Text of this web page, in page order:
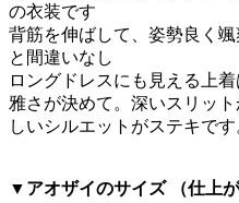
の衣装です
背筋を伸ばして、姿勢良く
と間違いなし
ロングドレスにも見える上
雅さが決めて。深いスリッ
しいシルエットがステキです
▼アオザイのサイズ （仕上が